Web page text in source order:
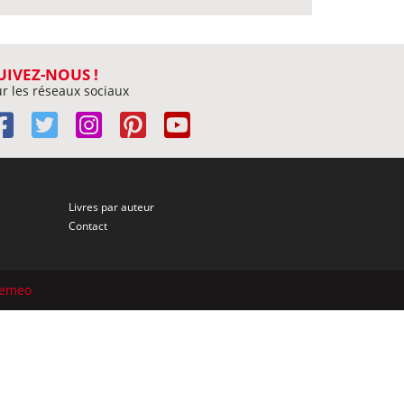
NOUS !
les réseaux sociaux
Livres par auteur
Contact